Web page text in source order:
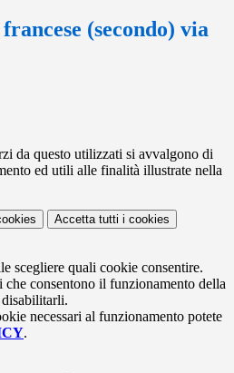
(secondo) via
da questo utilizzati si avvalgono di
ed utili alle finalità illustrate nella
Accetta tutti i cookies
scegliere quali cookie consentire.
consentono il funzionamento della
necessari al funzionamento potete
.